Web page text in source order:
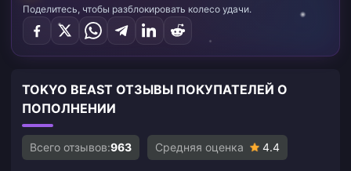
Поделитесь, чтобы разблокировать колесо удачи.
TOKYO BEAST ОТЗЫВЫ ПОКУПАТЕЛЕЙ О
ПОПОЛНЕНИИ
Всего отзывов:963 Средняя оценка 4.4